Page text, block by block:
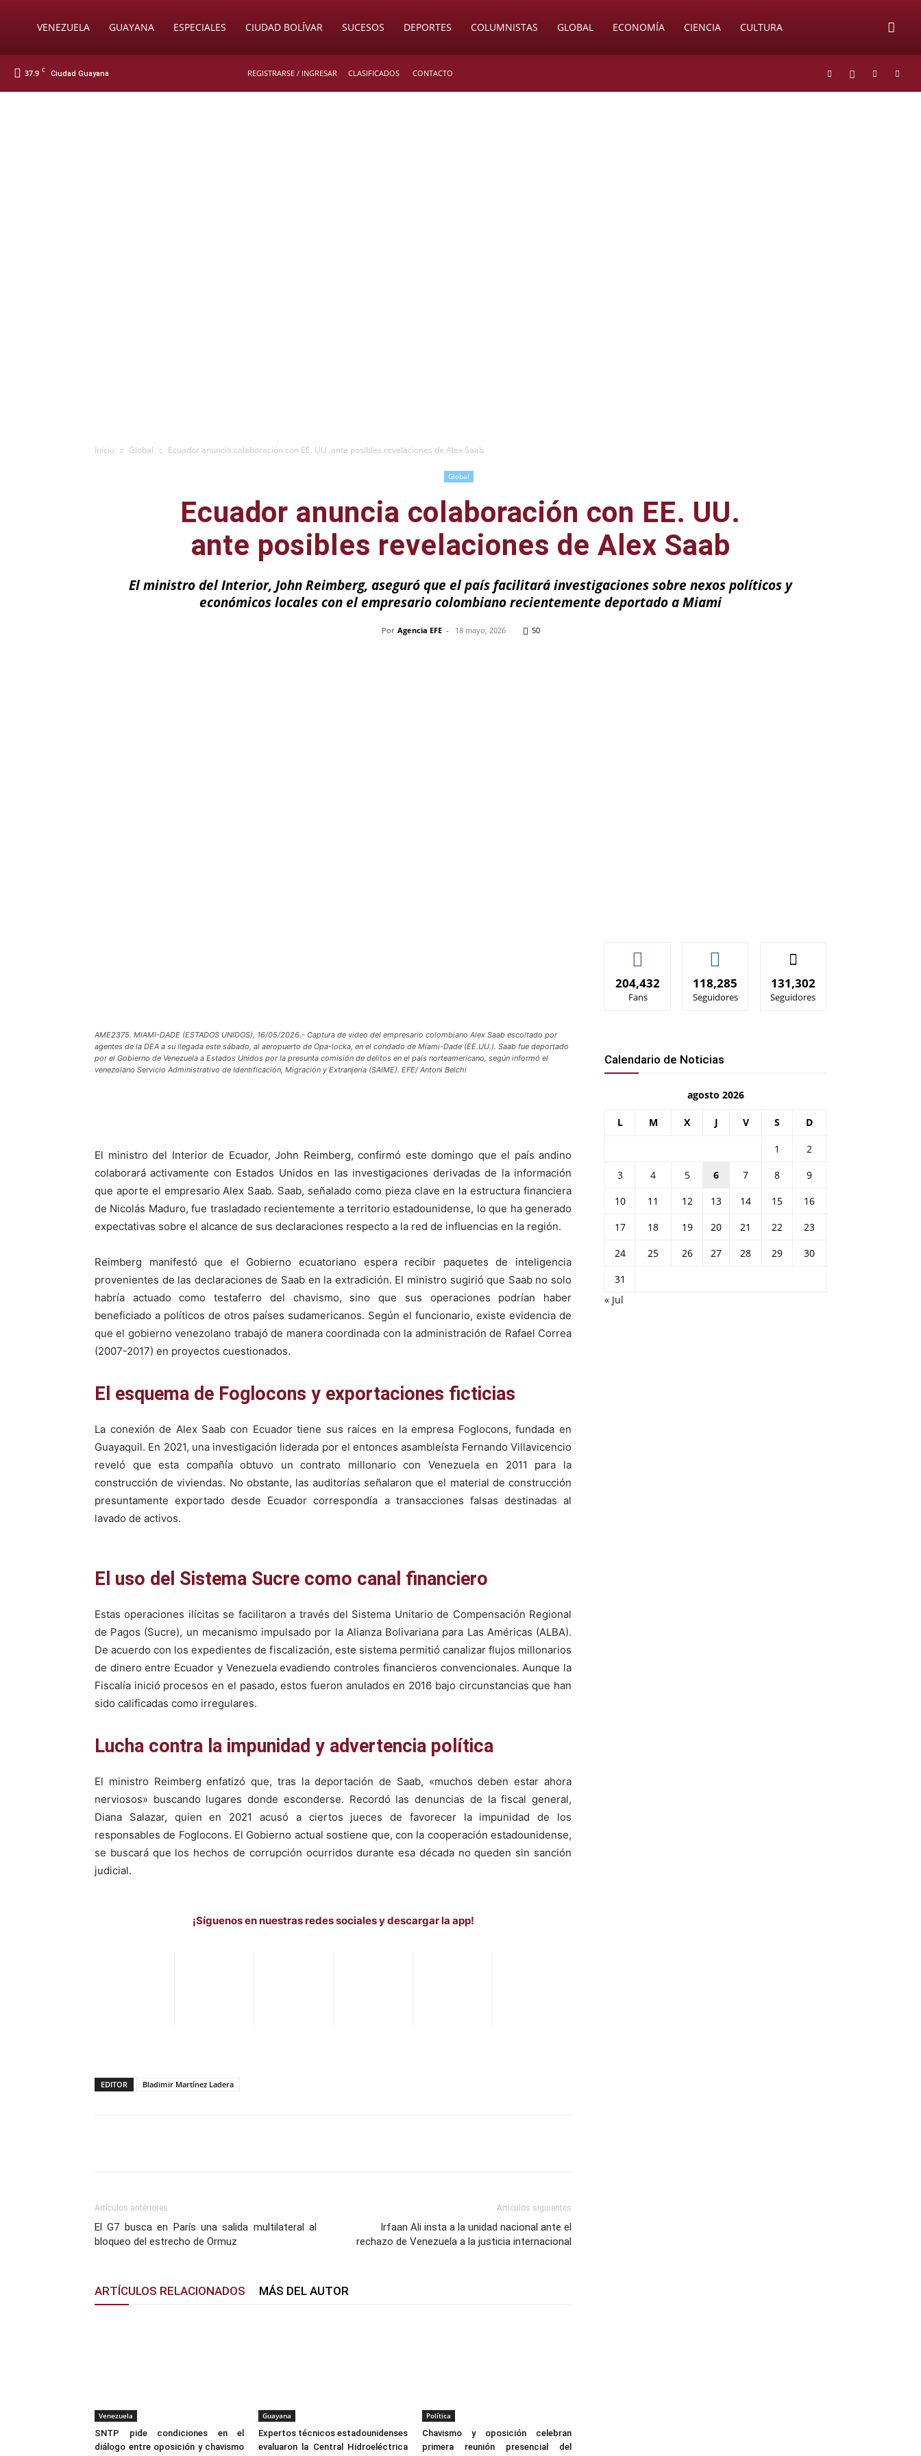
SoyVENEZUELA GUAYANA ESPECIALES CIUDAD BOLÍVAR SUCESOS DEPORTES COLUMNISTAS GLOBAL ECONOMÍA CIENCIA CULTURA
37.9 C Ciudad Guayana REGISTRARSE / INGRESAR CLASIFICADOS CONTACTO
Inicio Global Ecuador anuncia colaboración con EE. UU. ante posibles revelaciones de Alex Saab
Global
Ecuador anuncia colaboración con EE. UU.
ante posibles revelaciones de Alex Saab
El ministro del Interior, John Reimberg, aseguró que el país facilitará investigaciones sobre nexos políticos y
económicos locales con el empresario colombiano recientemente deportado a Miami
Por Agencia EFE - 18 mayo, 2026 50
AME2375. MIAMI-DADE (ESTADOS UNIDOS), 16/05/2026.- Captura de video del empresario colombiano Alex Saab escoltado por
agentes de la DEA a su llegada este sábado, al aeropuerto de Opa-locka, en el condado de Miami-Dade (EE.UU.). Saab fue deportado
por el Gobierno de Venezuela a Estados Unidos por la presunta comisión de delitos en el país norteamericano, según informó el
venezolano Servicio Administrativo de Identificación, Migración y Extranjería (SAIME). EFE/ Antoni Belchi
El ministro del Interior de Ecuador, John Reimberg, confirmó este domingo que el país andino
colaborará activamente con Estados Unidos en las investigaciones derivadas de la información
que aporte el empresario Alex Saab. Saab, señalado como pieza clave en la estructura financiera
de Nicolás Maduro, fue trasladado recientemente a territorio estadounidense, lo que ha generado
expectativas sobre el alcance de sus declaraciones respecto a la red de influencias en la región.
Reimberg manifestó que el Gobierno ecuatoriano espera recibir paquetes de inteligencia
provenientes de las declaraciones de Saab en la extradición. El ministro sugirió que Saab no solo
habría actuado como testaferro del chavismo, sino que sus operaciones podrían haber
beneficiado a políticos de otros países sudamericanos. Según el funcionario, existe evidencia de
que el gobierno venezolano trabajó de manera coordinada con la administración de Rafael Correa
(2007-2017) en proyectos cuestionados.
El esquema de Foglocons y exportaciones ficticias
La conexión de Alex Saab con Ecuador tiene sus raíces en la empresa Foglocons, fundada en
Guayaquil. En 2021, una investigación liderada por el entonces asambleísta Fernando Villavicencio
reveló que esta compañía obtuvo un contrato millonario con Venezuela en 2011 para la
construcción de viviendas. No obstante, las auditorías señalaron que el material de construcción
presuntamente exportado desde Ecuador correspondía a transacciones falsas destinadas al
lavado de activos.
El uso del Sistema Sucre como canal financiero
Estas operaciones ilícitas se facilitaron a través del Sistema Unitario de Compensación Regional
de Pagos (Sucre), un mecanismo impulsado por la Alianza Bolivariana para Las Américas (ALBA).
De acuerdo con los expedientes de fiscalización, este sistema permitió canalizar flujos millonarios
de dinero entre Ecuador y Venezuela evadiendo controles financieros convencionales. Aunque la
Fiscalía inició procesos en el pasado, estos fueron anulados en 2016 bajo circunstancias que han
sido calificadas como irregulares.
Lucha contra la impunidad y advertencia política
El ministro Reimberg enfatizó que, tras la deportación de Saab, «muchos deben estar ahora
nerviosos» buscando lugares donde esconderse. Recordó las denuncias de la fiscal general,
Diana Salazar, quien en 2021 acusó a ciertos jueces de favorecer la impunidad de los
responsables de Foglocons. El Gobierno actual sostiene que, con la cooperación estadounidense,
se buscará que los hechos de corrupción ocurridos durante esa década no queden sin sanción
judicial.
¡Síguenos en nuestras redes sociales y descargar la app!
EDITOR Bladimir Martínez Ladera
Artículos anteriores
El G7 busca en París una salida multilateral al
bloqueo del estrecho de Ormuz
Artículos siguientes
Irfaan Ali insta a la unidad nacional ante el
rechazo de Venezuela a la justicia internacional
ARTÍCULOS RELACIONADOS MÁS DEL AUTOR
Venezuela
SNTP pide condiciones en el
diálogo entre oposición y chavismo
Guayana
Expertos técnicos estadounidenses
evaluaron la Central Hidroeléctrica
Política
Chavismo y oposición celebran
primera reunión presencial del
204,432
Fans
118,285
Seguidores
131,302
Seguidores
Calendario de Noticias
agosto 2026
L M X J V S D
1
2
3
4 5 6 7 8
9
10
11 12 13 14 15
16
17
18 19 20 21 22
23
24
25 26 27 28 29
30
31
« Jul